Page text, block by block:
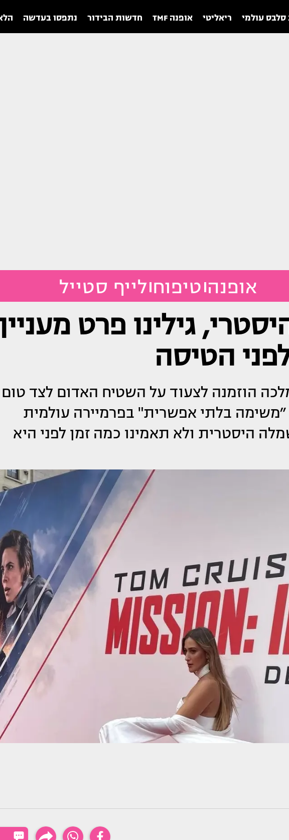
עולמי ריאליטי אופנה TMF חדשות הבידור נתפסו בעדשה
אופנה טיפוח לייף סטייל
גילינו פרט
הטיסה
הוזמנה לצעוד על השטיח האדום לצד טום
״משימה בלתי אפשרית" בפרמיירה עולמית
היסטרית ולא תאמינו כמה זמן לפני היא